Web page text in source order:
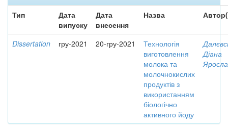
Тип
Дата
випуску
Дата
внесення
Назва
Dissertation гру-2021 20-гру-2021
Технологія
виготовлення
молока та
молочнокислих
продуктів з
використанням
біологічно
активного йоду
Діана